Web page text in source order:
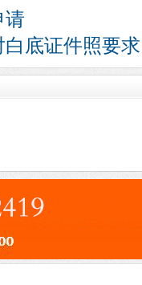
请
底证件照要求